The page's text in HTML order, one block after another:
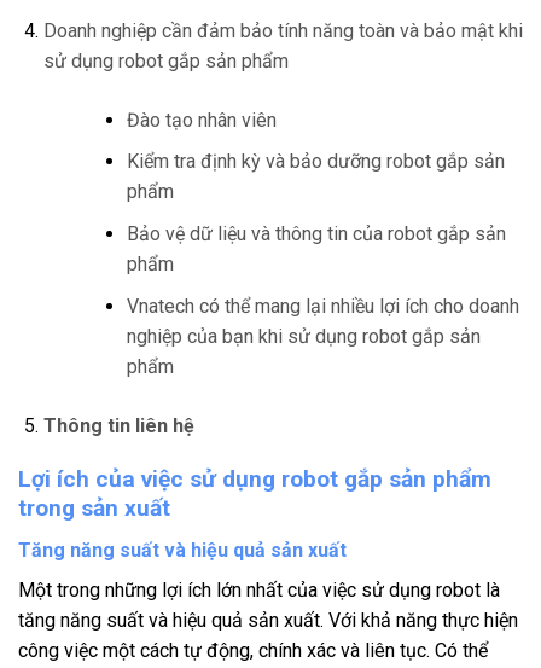
Doanh nghiệp cần đảm bảo tính năng toàn và bảo mật khi
sử dụng robot gắp sản phẩm
Đào tạo nhân viên
Kiểm tra định kỳ và bảo dưỡng robot gắp sản
phẩm
Bảo vệ dữ liệu và thông tin của robot gắp sản
phẩm
Vnatech có thể mang lại nhiều lợi ích cho doanh
nghiệp của bạn khi sử dụng robot gắp sản
phẩm
Thông tin liên hệ
Lợi ích của việc sử dụng robot gắp sản phẩm
trong sản xuất
Tăng năng suất và hiệu quả sản xuất
Một trong những lợi ích lớn nhất của việc sử dụng robot là
tăng năng suất và hiệu quả sản xuất. Với khả năng thực hiện
công việc một cách tự động, chính xác và liên tục. Có thể